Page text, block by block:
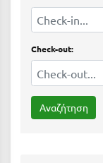
Ζαγοροχώρια
Ζάκυνθος
Ηλεία
Ηράκλειο
Check-out: